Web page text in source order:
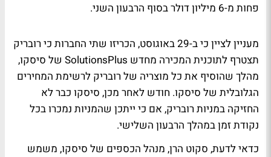
פחות מ-6 מיליון דולר בסוף הרבעון השני.
מעניין לציין כי ב-29 באוגוסט, הכריזו שתי החברות כי רובריק
תצטרף לתוכנית המכירה מחדש SolutionsPlus של סיסקו,
מהלך שהוסיף את כל מוצריה של רובריק לרשימת המחירים
הגלובלית של סיסקו. חודש לאחר מכן, סיסקו כבר לא
החזיקה במניות רובריק, אם כי ייתכן שהמניות נמכרו בכל
נקודת זמן במהלך הרבעון השלישי.
כדאי לדעת, סקוט הרן, מנהל הכספים של סיסקו, משמש